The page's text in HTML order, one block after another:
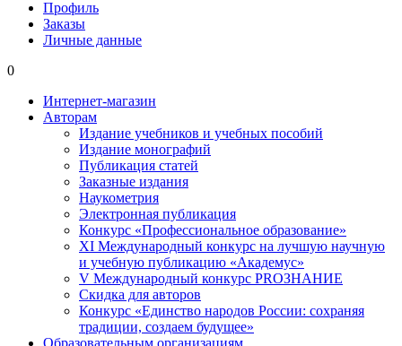
Профиль
Заказы
Личные данные
0
Интернет-магазин
Авторам
Издание учебников и учебных пособий
Издание монографий
Публикация статей
Заказные издания
Наукометрия
Электронная публикация
Конкурс «Профессиональное образование»
XI Международный конкурс на лучшую научную
и учебную публикацию «Академус»
V Международный конкурс PROЗНАНИЕ
Скидка для авторов
Конкурс «Единство народов России: сохраняя
традиции, создаем будущее»
Образовательным организациям